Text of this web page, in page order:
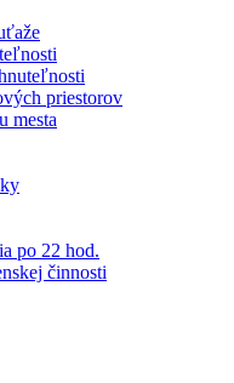
priestorov
mesta
po 22 hod.
činnosti